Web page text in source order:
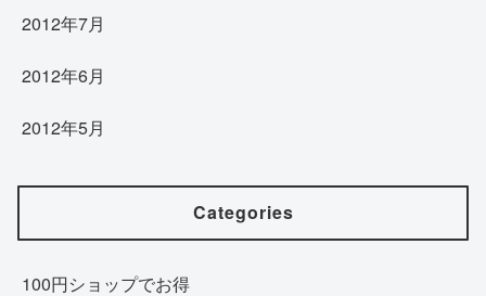
2012年7月
2012年6月
2012年5月
Categories
100円ショップでお得